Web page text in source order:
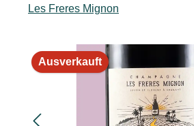
Les Freres Mignon
Bildergalerie überspringen
Ausverkauft